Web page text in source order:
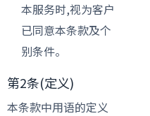
本服务时,视为客户
已同意本条款及个
别条件。
第2条(定义)
本条款中用语的定义